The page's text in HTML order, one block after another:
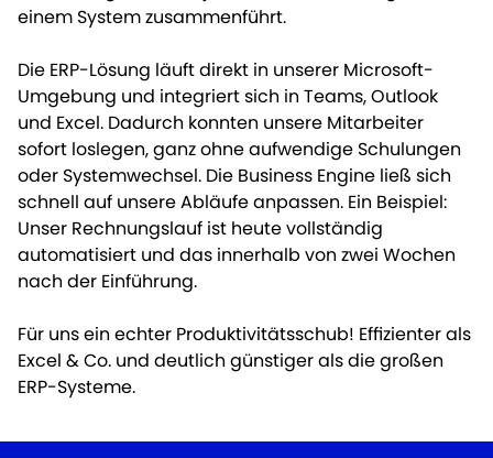
einem System zusammenführt.
Die ERP-Lösung läuft direkt in unserer Microsoft-
Umgebung und integriert sich in Teams, Outlook
und Excel. Dadurch konnten unsere Mitarbeiter
sofort loslegen, ganz ohne aufwendige Schulungen
oder Systemwechsel. Die Business Engine ließ sich
schnell auf unsere Abläufe anpassen. Ein Beispiel:
Unser Rechnungslauf ist heute vollständig
automatisiert und das innerhalb von zwei Wochen
nach der Einführung.
Für uns ein echter Produktivitätsschub! Effizienter als
Excel & Co. und deutlich günstiger als die großen
ERP-Systeme.